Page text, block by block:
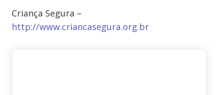
Criança Segura –
http://www.criancasegura.org.br